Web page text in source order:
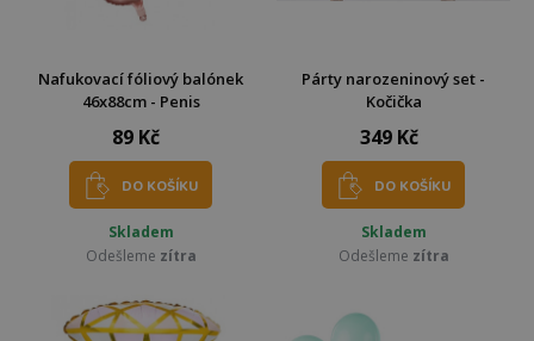
Nafukovací fóliový balónek
46x88cm - Penis
89 Kč
DO KOŠÍKU
Skladem
Odešleme zítra
Párty narozeninový set -
Kočička
349 Kč
DO KOŠÍKU
Skladem
Odešleme zítra